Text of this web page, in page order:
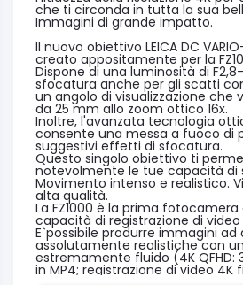
che ti circonda in tutta la sua
Immagini di grande impatto.
Il nuovo obiettivo LEICA DC
creato appositamente per la
Dispone di una luminosità di
sfocatura anche per gli scatti
un angolo di visualizzazione che
da 25 mm allo zoom ottico 16x.
Inoltre, l'avanzata tecnologia
consente una messa a fuoco di
suggestivi effetti di sfocatura.
Questo singolo obiettivo ti
notevolmente le tue capacità di
Movimento intenso e realistico.
alta qualità.
La FZ1000 è la prima
capacità di registrazione di video
E`possibile produrre immagini ad
assolutamente realistiche con
estremamente fluido (4K QFHD:
in MP4; registrazione di video 4K